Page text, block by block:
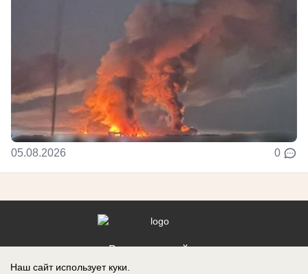
05.08.2026 0
Реклама на сайте
Наш сайт использует куки.